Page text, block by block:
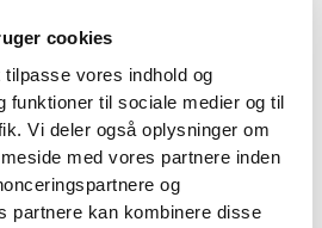
cookies
vores indhold og
funktioner til sociale medier og til
Vi deler også oplysninger om
med vores partnere inden
og
partnere kan kombinere disse
Fitness360